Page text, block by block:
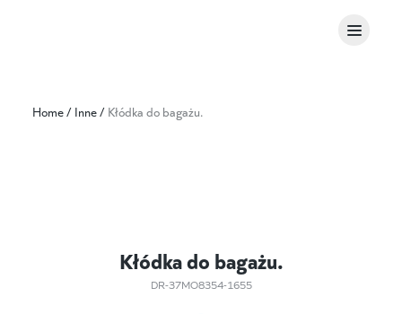
Home/ Inne/ Kłódka do bagażu.
Kłódka do bagażu.
DR-37MO8354-1655